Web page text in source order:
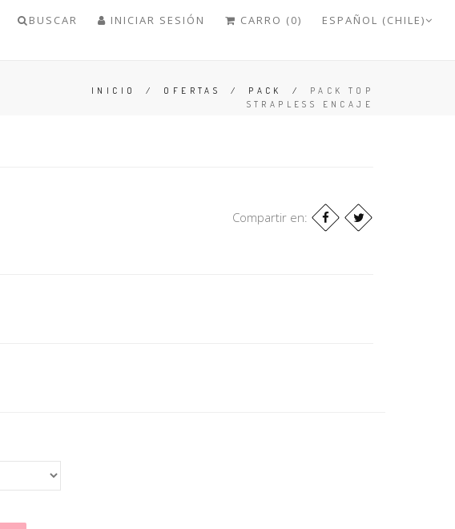
BUSCAR INICIAR SESIÓN CARRO (0) ESPAÑOL (CHILE)
INICIO / OFERTAS / PACK / PACK TOP
STRAPLESS ENCAJE
Compartir en: